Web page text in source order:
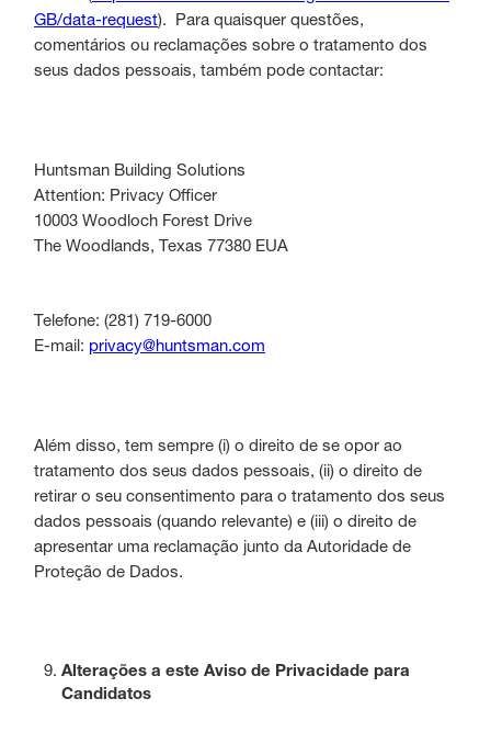
GB/data-request). Para quaisquer questões,
comentários ou reclamações sobre o tratamento dos
seus dados pessoais, também pode contactar:
Huntsman Building Solutions
Attention: Privacy Officer
10003 Woodloch Forest Drive
The Woodlands, Texas 77380 EUA
Telefone: (281) 719-6000
E-mail: privacy@huntsman.com
Além disso, tem sempre (i) o direito de se opor ao
tratamento dos seus dados pessoais, (ii) o direito de
retirar o seu consentimento para o tratamento dos seus
dados pessoais (quando relevante) e (iii) o direito de
apresentar uma reclamação junto da Autoridade de
Proteção de Dados.
Alterações a este Aviso de Privacidade para
Candidatos